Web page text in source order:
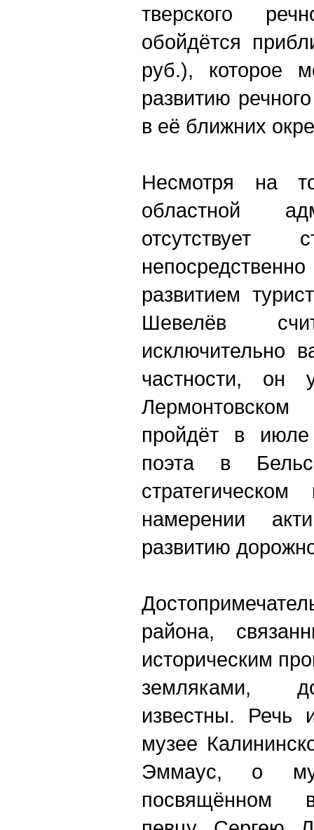
тверского
обойдётся
руб.), которое
развитию
в её ближних
Несмотря на
областной
отсутствует
развитием
Шевелёв
исключительно
частности, он
Лермонтовском
пройдёт в
поэта в
намерении
развитию
района,
историческим
земляками,
известны. Речь
музее
Эммаус, о
посвящённом